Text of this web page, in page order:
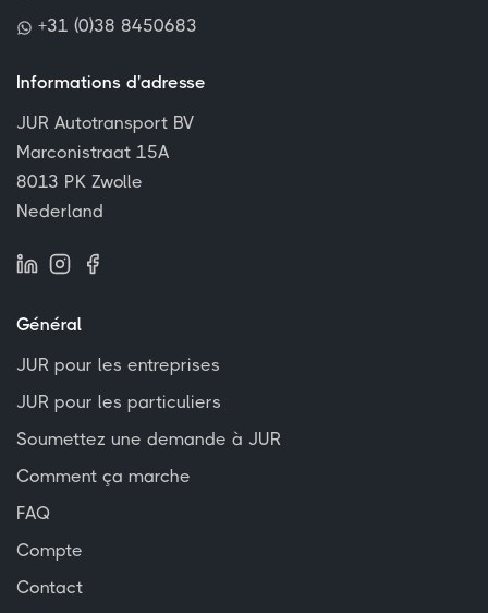
+31 (0)38 8450683
Informations d'adresse
JUR Autotransport BV
Marconistraat 15A
8013 PK Zwolle
Nederland
Général
JUR pour les entreprises
JUR pour les particuliers
Soumettez une demande à JUR
Comment ça marche
FAQ
Compte
Contact